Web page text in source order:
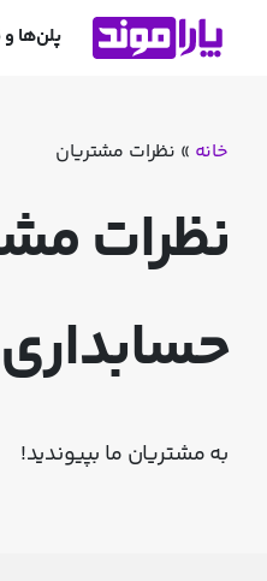
پلن‌ها
خانه » نظرات مشتریان
نظرات
حسابداری
به مشتریان ما بپیوندید!